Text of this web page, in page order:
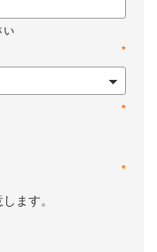
*
*
*
ます。